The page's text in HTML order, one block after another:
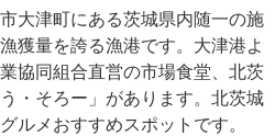
大津町にある茨城県内随一の施
獲量を誇る漁港です。大津港よ
協同組合直営の市場食堂、北茨
・そろー」があります。北茨城
ルメおすすめスポットです。